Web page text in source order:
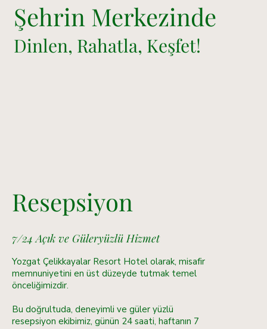
Şehrin Merkezinde
Dinlen, Rahatla, Keşfet!
Resepsiyon
7/24 Açık ve Güleryüzlü Hizmet
Yozgat Çelikkayalar Resort Hotel olarak, misafir
memnuniyetini en üst düzeyde tutmak temel
önceliğimizdir.
Bu doğrultuda, deneyimli ve güler yüzlü
resepsiyon ekibimiz, günün 24 saati, haftanın 7